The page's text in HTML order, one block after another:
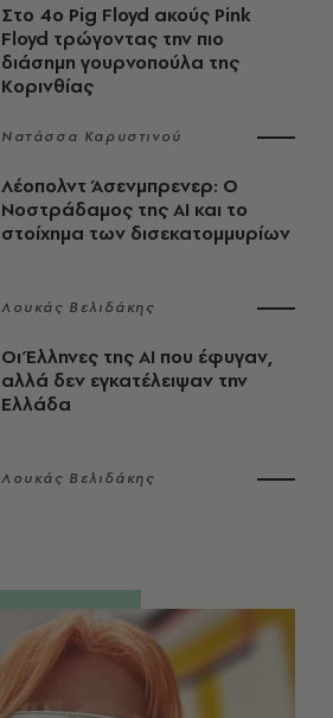
Στο 4ο Pig Floyd ακούς Pink
Floyd τρώγοντας την πιο
διάσημη γουρνοπούλα της
Κορινθίας
Νατάσσα Καρυστινού
Λέοπολντ Άσενμπρενερ: Ο
Νοστράδαμος της AI και το
στοίχημα των δισεκατομμυρίων
Λουκάς Βελιδάκης
Οι Έλληνες της ΑΙ που έφυγαν,
αλλά δεν εγκατέλειψαν την
Ελλάδα
Λουκάς Βελιδάκης